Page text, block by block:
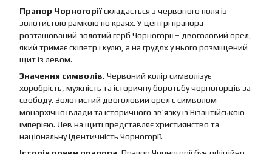
Прапор Чорногоріїскладається з червоного поля із
золотистою рамкою по краях. У центрі прапора
розташований золотий герб Чорногорії – двоголовий орел,
який тримає скіпетр і кулю, а на грудях у нього розміщений
щит із левом.
Значення символів. Червоний колір символізує
хоробрість, мужність та історичну боротьбу чорногорців за
свободу. Золотистий двоголовий орел є символом
монархічної влади та історичного зв’язку із Візантійською
імперією. Лев на щиті представляє християнство та
національну ідентичність Чорногорії.